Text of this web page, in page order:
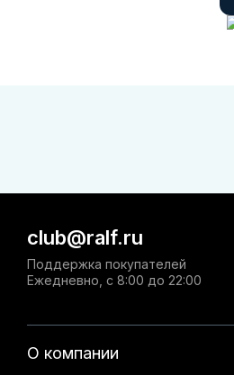
О компании
club@ralf.ru
Поддержка покупателей
Ежедневно, с 8:00 до 22:00